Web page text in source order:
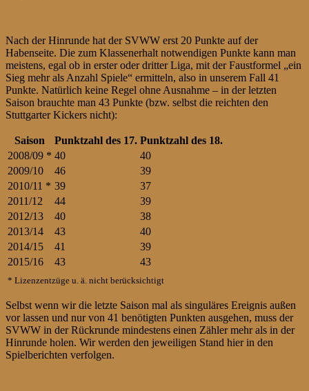
Nach der Hinrunde hat der SVWW erst 20 Punkte auf der
Habenseite. Die zum Klassenerhalt notwendigen Punkte kann man
meistens, egal ob in erster oder dritter Liga, mit der Faustformel „ein
Sieg mehr als Anzahl Spiele“ ermitteln, also in unserem Fall 41
Punkte. Natürlich keine Regel ohne Ausnahme – in der letzten
Saison brauchte man 43 Punkte (bzw. selbst die reichten den
Stuttgarter Kickers nicht):
Saison Punktzahl des 17. Punktzahl des 18.
2008/09 * 40
40
2009/10
46
39
2010/11 * 39
37
2011/12
44
39
2012/13
40
38
2013/14
43
40
2014/15
41
39
2015/16
43 43
* Lizenzentzüge u. ä. nicht berücksichtigt
Selbst wenn wir die letzte Saison mal als singuläres Ereignis außen
vor lassen und nur von 41 benötigten Punkten ausgehen, muss der
SVWW in der Rückrunde mindestens einen Zähler mehr als in der
Hinrunde holen. Wir werden den jeweiligen Stand hier in den
Spielberichten verfolgen.